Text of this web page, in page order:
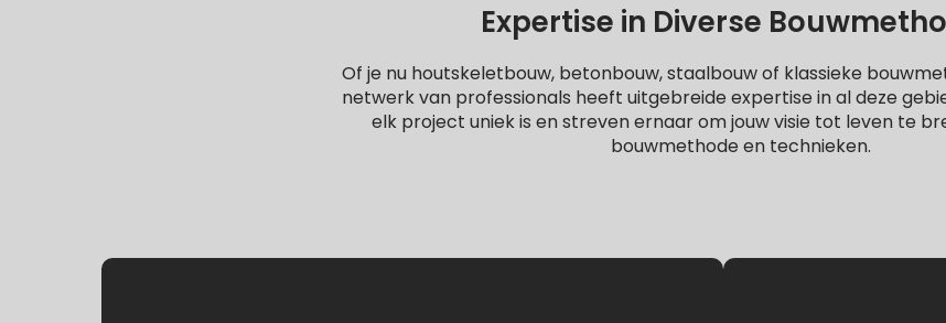
Expertise in Diverse
Of je nu houtskeletbouw, betonbouw, staalbouw of klassieke
netwerk van professionals heeft uitgebreide expertise in al deze
elk project uniek is en streven ernaar om jouw visie tot leven te
bouwmethode en technieken.